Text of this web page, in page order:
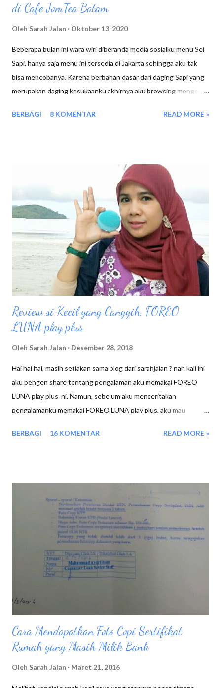
di Cafe JomTea Batam
Oleh Sarah Jalan Oktober 13, 2020
Beberapa bulan ini wara wiri diberanda media sosialku menu Sei
Sapi, hanya saja menu ini tersedia di Jakarta sehingga aku tak
bisa mencobanya. Karena berbahan dasar dari daging Sapi yang
merupakan daging kesukaanku akhirnya aku browsing mengenai
Nusa Tenggara Timur, jika didaerahnya sana se'i sapi
daging yang dimasak dengan cara di asap dalam waktu yang
cukup lama, sehingga saat dimakan rasa asapnya pasti ada
terasa. Jadi beda aromanya dengan daging yang dibakar. Sei Sapi
Dicocol Dengan Sambal Mercon Di cafe Jomtea Sei Sapi di jual
dengan pilihan berbagai aneka sambal seperti : Sambal Mercon
Sambal Matah Sambal BBQ Sambal Mushroom Karena aku
penyuka kuliner pedas, jadi aku memilih Sei Sapi sambal merecon
dengan harga 23K, namun karena ad...
BERBAGI 8 KOMENTAR READ MORE »
Review si Kecil yang Canggih, FOREO
LUNA play plus
Oleh Sarah Jalan Desember 28, 2018
Hai hai hai, masih setiakan sama blog dari sarahjalan ? nah kali ini
aku pengen share tentang pengalaman aku memakai FOREO
LUNA play plus ni. Namun, sebelum aku menceritakan
pengalamanku memakai FOREO LUNA play plus, aku mau
menggunakan FOREO LUNA play plus. Biasanya Setelah pulang
Sebelum aku memulai cuci muka, biasanya aku menggunakan
cleansing water dengan menggunakan kapas. Setelah itu
barulah aku mulai membersihkan wajah dengan menggunakan
alat pembersih wajah FOREO LUNA play plus Ada beberapa
plus : Basahi wajah dengan air, kemudian kasi sabun pembersih
wajah secara menyeluruh Hidupkan FOREO LUNA play plus
body FOREO, ...
BERBAGI 16 KOMENTAR READ MORE »
Cara Mendapatkan Foto Copi Sertifikat
Rumah yang Masih Milik Bank
Oleh Sarah Jalan Maret 21, 2016